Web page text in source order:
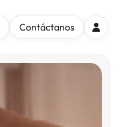
Contáctanos